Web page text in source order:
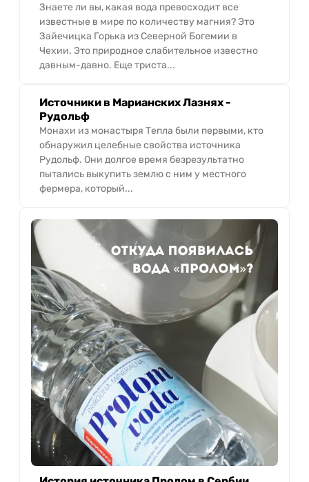
Знаете ли вы, какая вода превосходит все
известные в мире по количеству магния? Это
Зайечицка Горька из Северной Богемии в
Чехии. Это природное слабительное известно
давным-давно. Еще триста...
Источники в Марианских Лазнях -
Рудольф
Монахи из монастыря Тепла были первыми, кто
обнаружил целебные свойства источника
Рудольф. Они долгое время безрезультатно
пытались выкупить землю с ним у местного
фермера, который...